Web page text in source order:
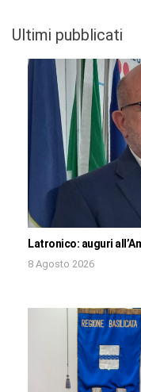
Ultimi pubblicati
Latronico: auguri
8 Agosto 2026